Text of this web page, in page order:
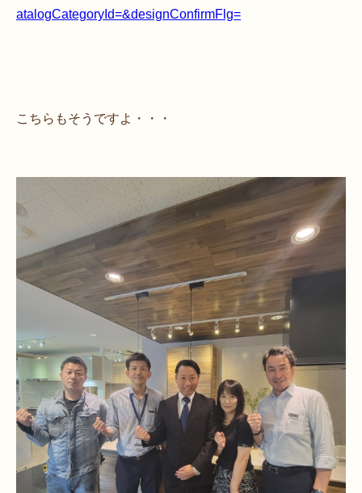
atalogCategoryId=&designConfirmFlg=
こちらもそうですよ・・・